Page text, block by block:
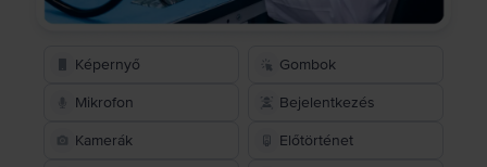
Képernyő Gombok
Mikrofon Bejelentkezés
Kamerák Előtörténet